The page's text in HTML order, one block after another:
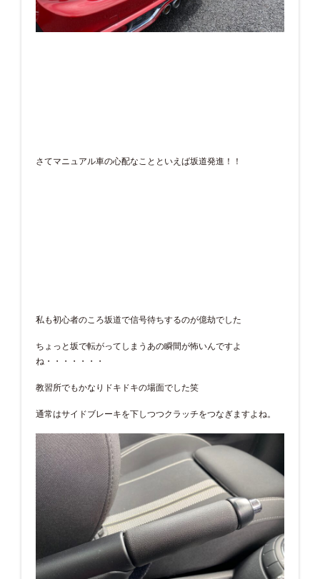
さてマニュアル車の心配なことといえば坂道発進！！
私も初心者のころ坂道で信号待ちするのが億劫でした
ちょっと坂で転がってしまうあの瞬間が怖いんですよ
ね・・・・・・・
教習所でもかなりドキドキの場面でした笑
通常はサイドブレーキを下しつつクラッチをつなぎますよね。